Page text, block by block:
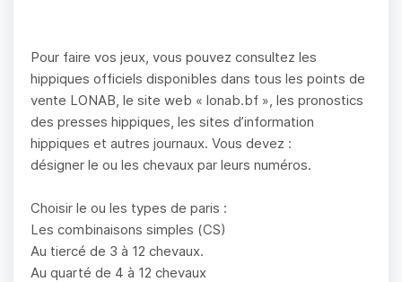
Pour faire vos jeux, vous pouvez consultez les
hippiques officiels disponibles dans tous les points de
vente LONAB, le site web « lonab.bf », les pronostics
des presses hippiques, les sites d’information
hippiques et autres journaux. Vous devez :
désigner le ou les chevaux par leurs numéros.
Choisir le ou les types de paris :
Les combinaisons simples (CS)
Au tiercé de 3 à 12 chevaux.
Au quarté de 4 à 12 chevaux